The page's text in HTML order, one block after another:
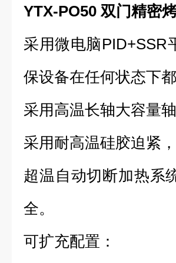
YTX-PO50 双门精密
采用微电脑PID+SSR
保设备在任何状态下
采用高温长轴大容量
采用耐高温硅胶迫紧
超温自动切断加热系
全。
可扩充配置：